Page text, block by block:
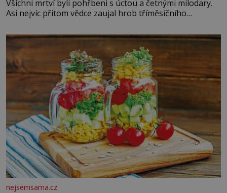
Všichni mrtví byli pohřbeni s úctou a četnými milodary.
Asi nejvíc přitom vědce zaujal hrob tříměsíčního
blonďaté vlásky. Fakt, že jsou těla dávných lidí nesmírně
dobře zachovalá, přičítají odborníci zdejším klimatickým
podmínkám. Sucho, prosolené písky a extrémně
nejsemsama.cz